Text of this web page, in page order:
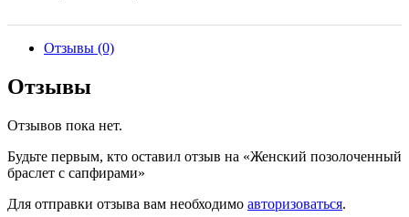
Отзывы (0)
Отзывы
Отзывов пока нет.
Будьте первым, кто оставил отзыв на «Женский позолоченный
браслет с сапфирами»
Для отправки отзыва вам необходимо авторизоваться.